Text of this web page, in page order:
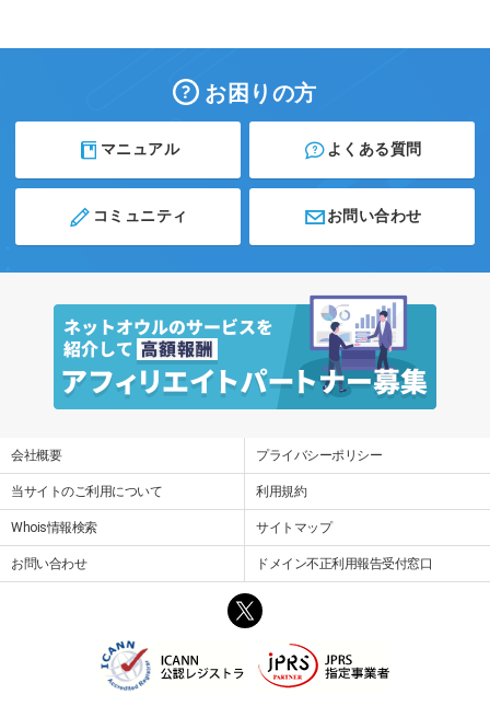
お困りの方
マニュアル よくある質問
コミュニティ お問い合わせ
会社概要 プライバシーポリシー
当サイトのご利用について 利用規約
Whois情報検索 サイトマップ
お問い合わせ ドメイン不正利用報告受付窓口